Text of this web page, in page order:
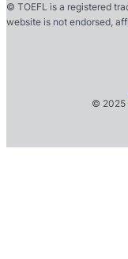
© TOEFL is a registered
website is not endorsed,
© 2025